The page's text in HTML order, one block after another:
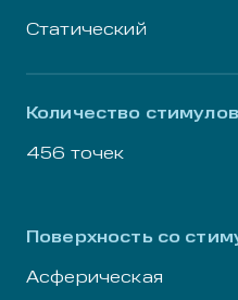
Статический
Количество стимулов
456 точек
Поверхность со
Асферическая